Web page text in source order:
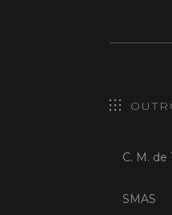
C. M. de
SMAS